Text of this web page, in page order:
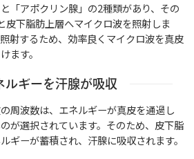
「アポクリン腺」の2種類があり、その
皮下脂肪上層へマイクロ波を照射しま
射するため、効率良くマイクロ波を真皮
ます。
ルギーを汗腺が吸収
周波数は、エネルギーが真皮を通過し
が選択されています。そのため、皮下脂
ギーが蓄積され、汗腺に吸収されます。